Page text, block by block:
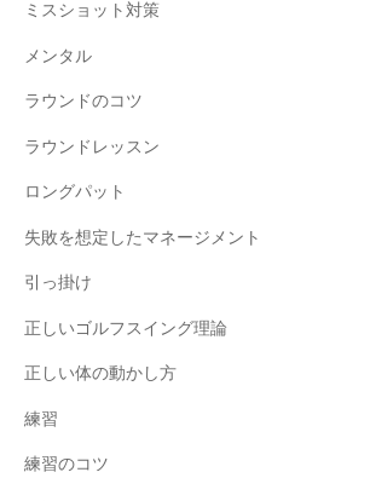
ミスショット対策
メンタル
ラウンドのコツ
ラウンドレッスン
ロングパット
失敗を想定したマネージメント
引っ掛け
正しいゴルフスイング理論
正しい体の動かし方
練習
練習のコツ